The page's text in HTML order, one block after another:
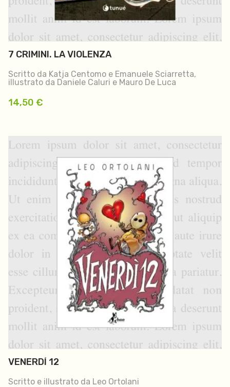
7 CRIMINI. LA VIOLENZA
Scritto da Katja Centomo e Emanuele Sciarretta,
illustrato da Daniele Caluri e Mauro De Luca
14,50 €
VENERDÌ 12
Scritto e illustrato da Leo Ortolani